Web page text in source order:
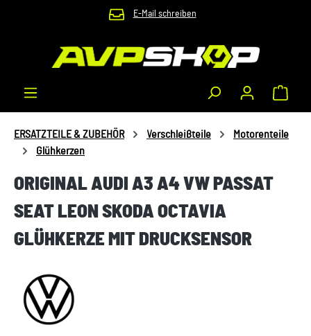
Zum Hauptinhalt springen E-Mail schreiben
ERSATZTEILE & ZUBEHÖR Verschleißteile
Motorenteile
Glühkerzen
ORIGINAL AUDI A3 A4 VW PASSAT
SEAT LEON SKODA OCTAVIA
GLÜHKERZE MIT DRUCKSENSOR